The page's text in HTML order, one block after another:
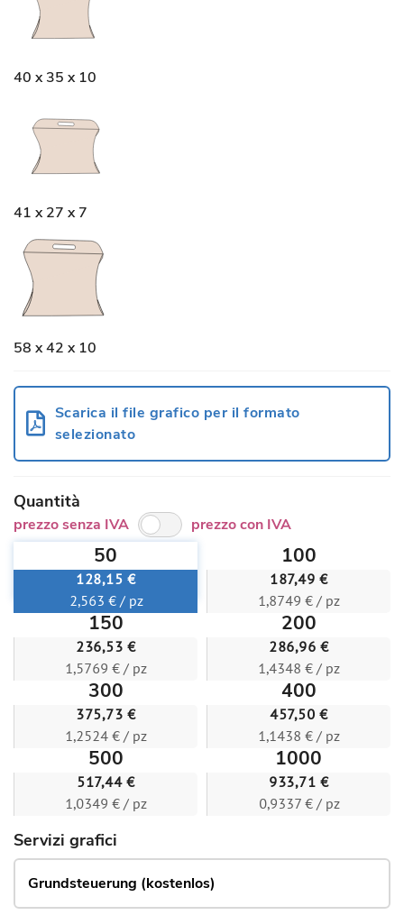
40 x 35 x 10
41 x 27 x 7
58 x 42 x 10
Scarica il file grafico per il formato
selezionato
Quantità
prezzo senza IVA prezzo con IVA
50
128,15 €
2,563 € / pz
100
187,49 €
1,8749 € / pz
150
236,53 €
1,5769 € / pz
200
286,96 €
1,4348 € / pz
300
375,73 €
1,2524 € / pz
400
457,50 €
1,1438 € / pz
500
517,44 €
1,0349 € / pz
1000
933,71 €
0,9337 € / pz
Servizi grafici
Grundsteuerung (kostenlos)